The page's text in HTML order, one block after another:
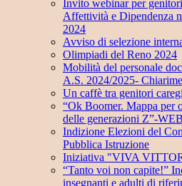
Invito webinar per
Affettività e Dipendenza
2024
Avviso di selezione
Olimpiadi del Reno 2024
Mobilità del personale
A.S. 2024/2025-
Un caffè tra genitori
“Ok Boomer. Mappa per
delle generazioni Z”-
Indizione Elezioni del
Pubblica Istruzione
Iniziativa "VIVA
“Tanto voi non capite!”
insegnanti e adulti di